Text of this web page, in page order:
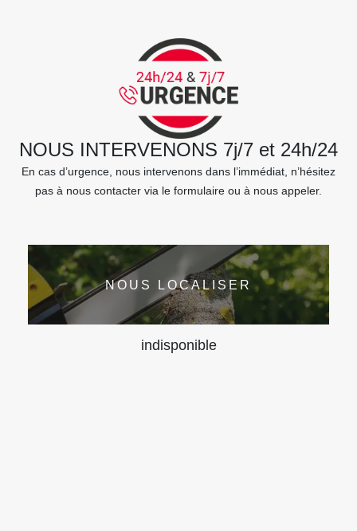
NOUS INTERVENONS 7j/7 et 24h/24
En cas d’urgence, nous intervenons dans l’immédiat, n’hésitez
pas à nous contacter via le formulaire ou à nous appeler.
NOUS LOCALISER
indisponible